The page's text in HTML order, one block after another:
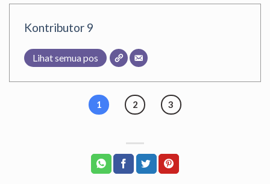
Kontributor 9
Lihat semua pos
1 2 3